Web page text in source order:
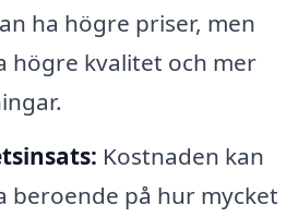
ha högre priser, men
högre kvalitet och mer
Kostnaden kan
beroende på hur mycket